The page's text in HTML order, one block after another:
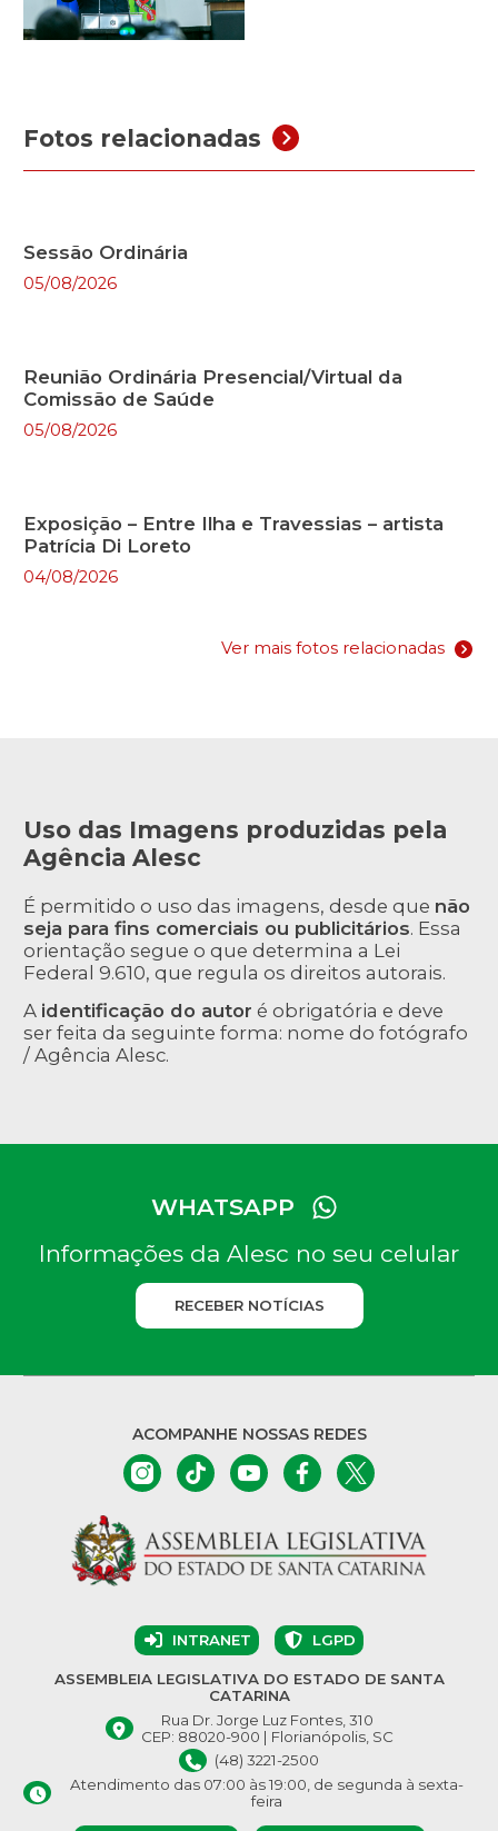
Fotos relacionadas
Sessão Ordinária
05/08/2026
Reunião Ordinária Presencial/Virtual da
Comissão de Saúde
05/08/2026
Exposição – Entre Ilha e Travessias – artista
Patrícia Di Loreto
04/08/2026
Ver mais fotos relacionadas
Uso das Imagens produzidas pela
Agência Alesc
É permitido o uso das imagens, desde que não
seja para fins comerciais ou publicitários. Essa
orientação segue o que determina a Lei
Federal 9.610, que regula os direitos autorais.
A identificação do autor é obrigatória e deve
ser feita da seguinte forma: nome do fotógrafo
/ Agência Alesc.
WHATSAPP
Informações da Alesc no seu celular
RECEBER NOTÍCIAS
ACOMPANHE NOSSAS REDES
INTRANET LGPD
ASSEMBLEIA LEGISLATIVA DO ESTADO DE SANTA
CATARINA
Rua Dr. Jorge Luz Fontes, 310
CEP: 88020-900 | Florianópolis, SC
(48) 3221-2500
Atendimento das 07:00 às 19:00, de segunda à sexta-
feira